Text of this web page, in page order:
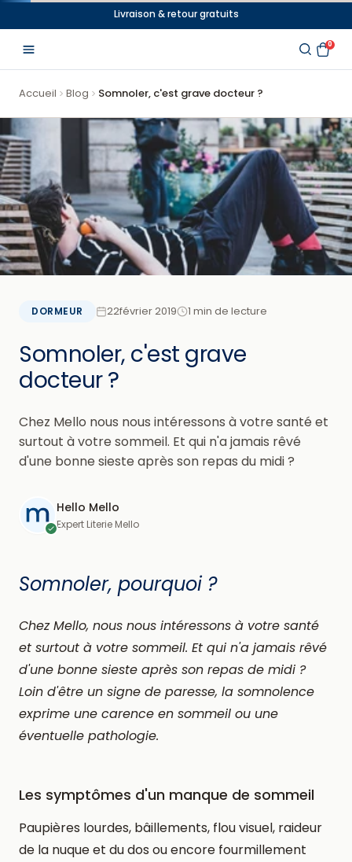
au
contenu
Livraison & retour gratuits
0
Accueil Blog Somnoler, c'est grave docteur ?
DORMEUR 22février 2019 1 min de lecture
Somnoler, c'est grave
docteur ?
Chez Mello nous nous intéressons à votre santé et
surtout à votre sommeil. Et qui n'a jamais rêvé
d'une bonne sieste après son repas du midi ?
Hello Mello
Expert Literie Mello
Somnoler, pourquoi ?
Chez Mello, nous nous intéressons à votre santé
et surtout à votre sommeil. Et qui n'a jamais rêvé
d'une bonne sieste après son repas de midi ?
Loin d'être un signe de paresse, la somnolence
exprime une carence en sommeil ou une
éventuelle pathologie.
Les symptômes d'un manque de sommeil
Paupières lourdes, bâillements, flou visuel, raideur
de la nuque et du dos ou encore fourmillement